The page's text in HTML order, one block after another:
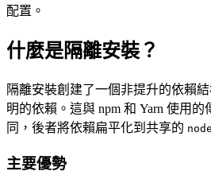
配置。
什麼是隔離安裝？
隔離安裝創建了一個非提升的依賴
明的依賴。這與 npm 和 Yarn 使用
同，後者將依賴扁平化到共享的
主要優勢